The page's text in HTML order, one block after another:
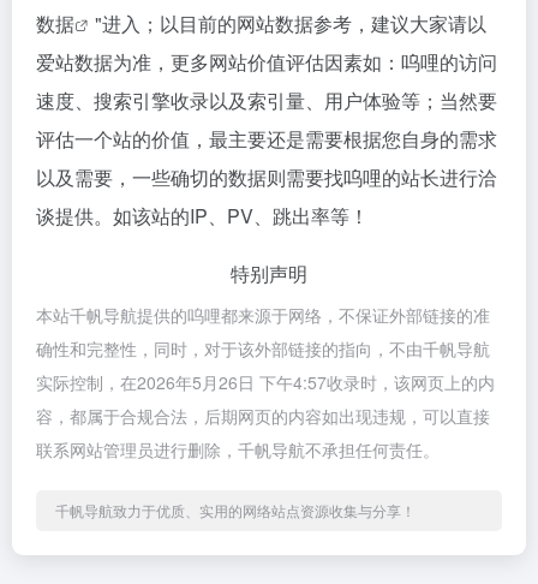
数据
"进入；以目前的网站数据参考，建议大家请以
爱站数据为准，更多网站价值评估因素如：呜哩的访问
速度、搜索引擎收录以及索引量、用户体验等；当然要
评估一个站的价值，最主要还是需要根据您自身的需求
以及需要，一些确切的数据则需要找呜哩的站长进行洽
谈提供。如该站的IP、PV、跳出率等！
特别声明
本站千帆导航提供的呜哩都来源于网络，不保证外部链接的准
确性和完整性，同时，对于该外部链接的指向，不由千帆导航
实际控制，在2026年5月26日 下午4:57收录时，该网页上的内
容，都属于合规合法，后期网页的内容如出现违规，可以直接
联系网站管理员进行删除，千帆导航不承担任何责任。
千帆导航致力于优质、实用的网络站点资源收集与分享！